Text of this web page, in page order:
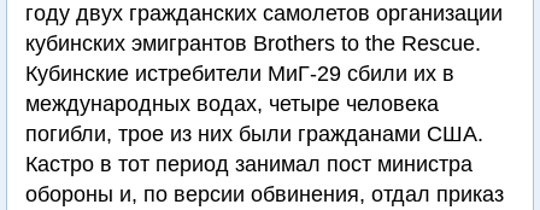
году двух гражданских самолетов организации
кубинских эмигрантов Brothers to the Rescue.
Кубинские истребители МиГ-29 сбили их в
международных водах, четыре человека
погибли, трое из них были гражданами США.
Кастро в тот период занимал пост министра
обороны и, по версии обвинения, отдал приказ